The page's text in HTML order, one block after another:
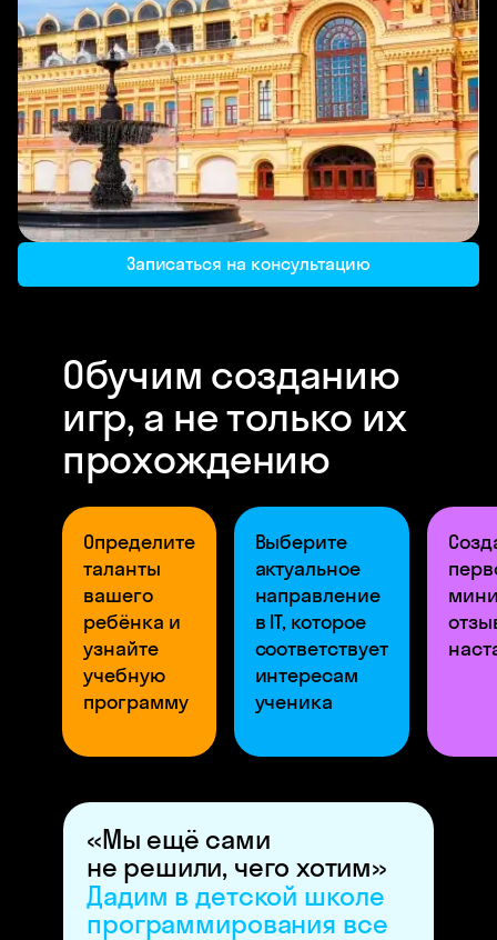
Записаться на консультацию
Обучим созданию
игр, а не только их
прохождению
Определите
таланты
вашего
ребёнка и
узнайте
учебную
программу
Выберите
актуальное
направление
в IT, которое
соответствует
интересам
ученика
«Мы ещё сами
не решили, чего хотим»
Дадим в детской школе
программирования все